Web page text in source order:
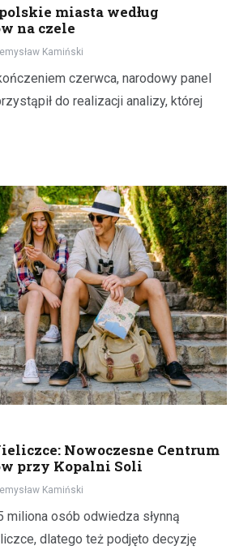
miasta według
na czele
Kamiński
czerwca, narodowy panel
do realizacji analizy, której
Nowoczesne Centrum
przy Kopalni Soli
Kamiński
miliona osób odwiedza słynną
dlatego też podjęto decyzję